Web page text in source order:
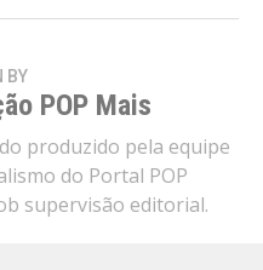
BY
POP Mais
produzido pela equipe
do Portal POP
supervisão editorial.